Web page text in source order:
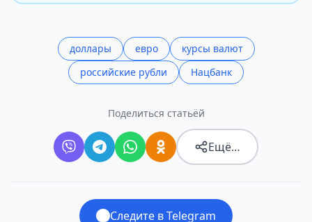
доллары евро
курсы валют
российские рубли
Нацбанк
Поделиться статьёй
Ещё…
Следите в Telegram